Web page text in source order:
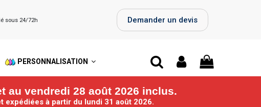
sous 24/72h Demander un devis
PERSONNALISATION
au vendredi 28 août 2026 inclus.
expédiées à partir du lundi 31 août 2026.